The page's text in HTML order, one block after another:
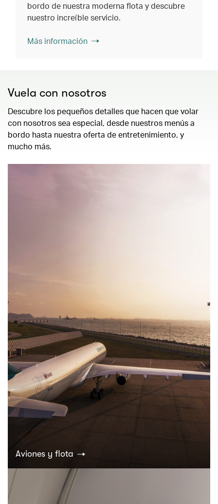
bordo de nuestra moderna flota y descubre
nuestro increíble servicio.
Más información
Vuela con nosotros
Descubre los pequeños detalles que hacen que volar
con nosotros sea especial, desde nuestros menús a
bordo hasta nuestra oferta de entretenimiento, y
mucho más.
Aviones y flota